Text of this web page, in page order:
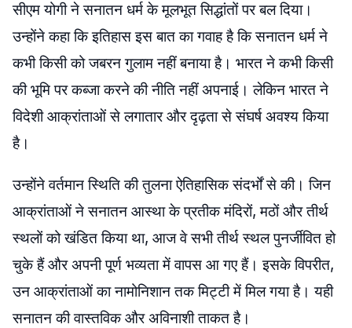
सीएम योगी ने सनातन धर्म के मूलभूत सिद्धांतों पर बल दिया।
उन्होंने कहा कि इतिहास इस बात का गवाह है कि सनातन धर्म ने
कभी किसी को जबरन गुलाम नहीं बनाया है। भारत ने कभी किसी
की भूमि पर कब्जा करने की नीति नहीं अपनाई। लेकिन भारत ने
विदेशी आक्रांताओं से लगातार और दृढ़ता से संघर्ष अवश्य किया
है।
उन्होंने वर्तमान स्थिति की तुलना ऐतिहासिक संदर्भों से की। जिन
आक्रांताओं ने सनातन आस्था के प्रतीक मंदिरों, मठों और तीर्थ
स्थलों को खंडित किया था, आज वे सभी तीर्थ स्थल पुनर्जीवित हो
चुके हैं और अपनी पूर्ण भव्यता में वापस आ गए हैं। इसके विपरीत,
उन आक्रांताओं का नामोनिशान तक मिट्टी में मिल गया है। यही
सनातन की वास्तविक और अविनाशी ताकत है।